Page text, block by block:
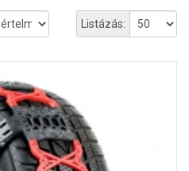
Listázás: